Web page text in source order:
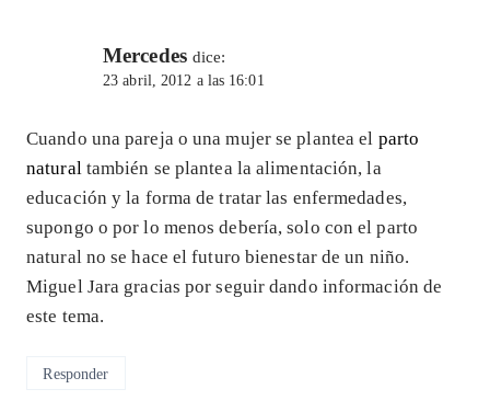
Mercedes dice:
23 abril, 2012 a las 16:01
Cuando una pareja o una mujer se plantea el parto
naturaltambién se plantea la alimentación, la
educación y la forma de tratar las enfermedades,
supongo o por lo menos debería, solo con el parto
natural no se hace el futuro bienestar de un niño.
Miguel Jara gracias por seguir dando información de
este tema.
Responder